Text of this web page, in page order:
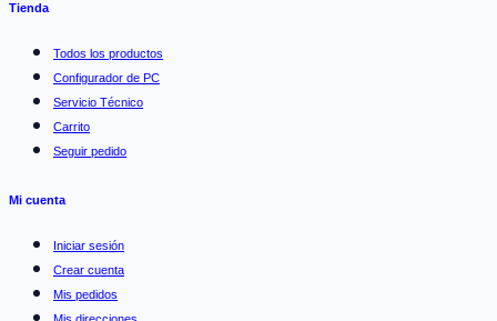
Tienda
Todos los productos
Configurador de PC
Servicio Técnico
Carrito
Seguir pedido
Mi cuenta
Iniciar sesión
Crear cuenta
Mis pedidos
Mis direcciones